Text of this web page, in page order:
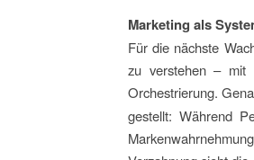
Marketing als
Für die nächste
zu verstehen – mit
Orchestrierung.
gestellt: Während